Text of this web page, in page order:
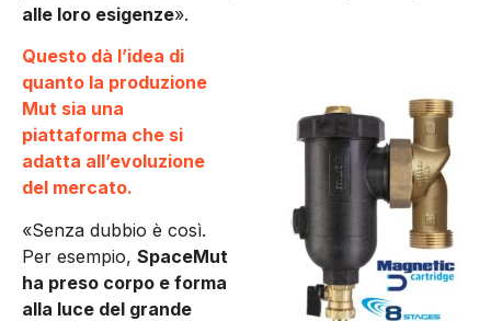
alle loro esigenze».
Questo dà l’idea di
quanto la produzione
Mut sia una
piattaforma che si
adatta all’evoluzione
del mercato.
«Senza dubbio è così.
Per esempio, SpaceMut
ha preso corpo e forma
alla luce del grande